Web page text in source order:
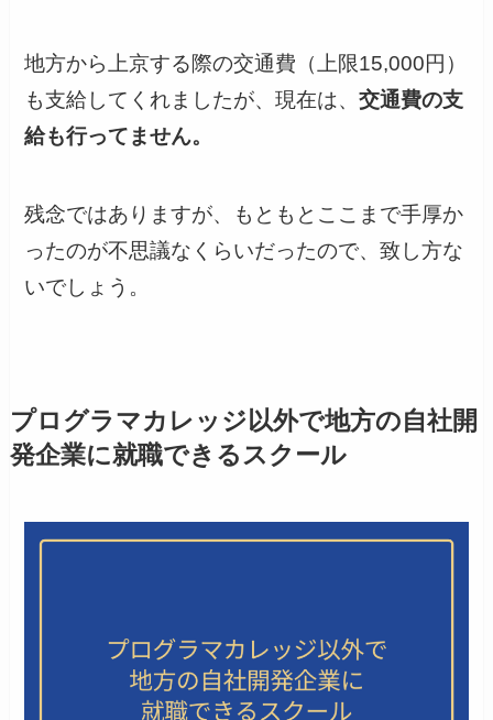
地方から上京する際の交通費（上限15,000円）
も支給してくれましたが、現在は、交通費の支
給も行ってません。
残念ではありますが、もともとここまで手厚か
ったのが不思議なくらいだったので、致し方な
いでしょう。
プログラマカレッジ以外で地方の自社開
発企業に就職できるスクール